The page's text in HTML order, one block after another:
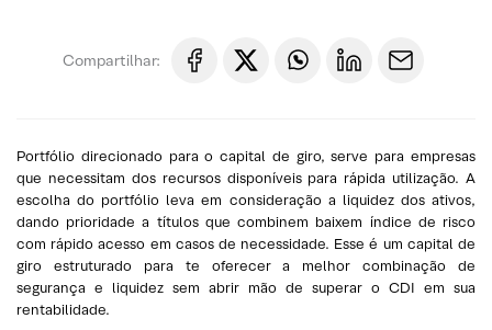
Compartilhar:
Portfólio direcionado para o capital de giro, serve para empresas
que necessitam dos recursos disponíveis para rápida utilização. A
escolha do portfólio leva em consideração a liquidez dos ativos,
dando prioridade a títulos que combinem baixem índice de risco
com rápido acesso em casos de necessidade. Esse é um capital de
giro estruturado para te oferecer a melhor combinação de
segurança e liquidez sem abrir mão de superar o CDI em sua
rentabilidade.